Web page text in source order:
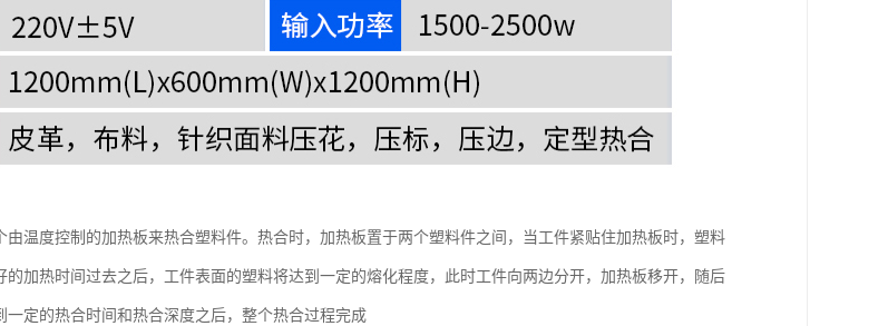
由温度控制的加热板来热合塑料件。热合时，加热板置于两个塑料件之间，当工件紧贴住加热板时，塑料
的加热时间过去之后，工件表面的塑料将达到一定的熔化程度，此时工件向两边分开，加热板移开，随后
一定的热合时间和热合深度之后，整个热合过程完成